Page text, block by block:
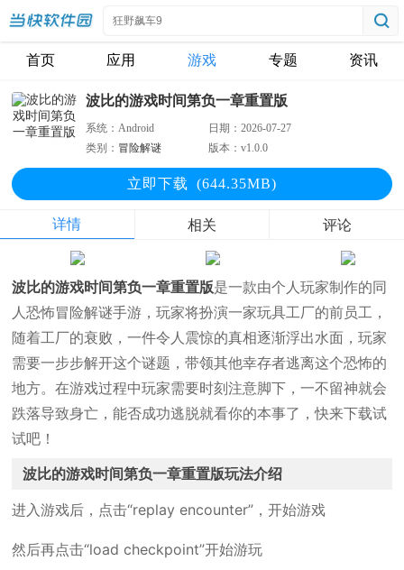
首页 应用 游戏 专题 资讯
波比的游戏时间第负一章重置版
系统：Android 日期：2026-07-27
类别： 冒险解谜 版本：v1.0.0
立即下载 (644.35MB)
详情 相关 评论
波比的游戏时间第负一章重置版是一款由个人玩家制作的同
人恐怖冒险解谜手游，玩家将扮演一家玩具工厂的前员工，
随着工厂的衰败，一件令人震惊的真相逐渐浮出水面，玩家
需要一步步解开这个谜题，带领其他幸存者逃离这个恐怖的
地方。在游戏过程中玩家需要时刻注意脚下，一不留神就会
跌落导致身亡，能否成功逃脱就看你的本事了，快来下载试
试吧！
波比的游戏时间第负一章重置版玩法介绍
进入游戏后，点击“replay encounter”，开始游戏
然后再点击“load checkpoint”开始游玩